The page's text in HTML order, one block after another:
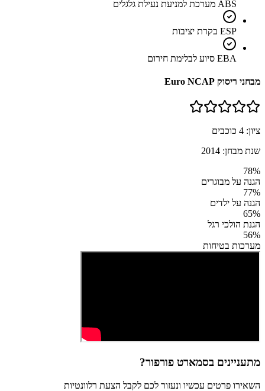
ABS מערכת למניעת נעילת גלגלים
ESP בקרת יציבות
EBA סיוע לבלימת חירום
מבחני ריסוק Euro NCAP
ציון: 4 כוכבים
שנת מבחן: 2014
78%
הגנה על מבוגרים
77%
הגנה על ילדים
65%
הגנת הולכי רגל
56%
מערכות בטיחות
מתעניינים בסמארט פורפור?
השאירו פרטים עכשיו ונעזור לכם לקבל הצעת רלוונטיות